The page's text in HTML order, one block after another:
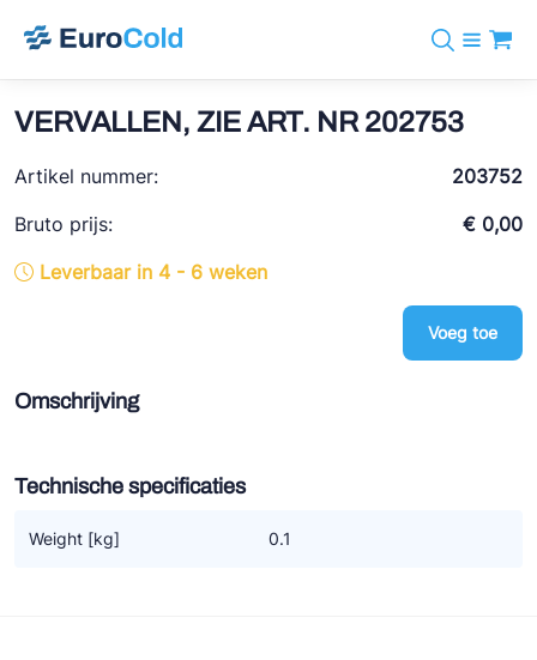
info@eurocold.nl
EN
Merken
Castel
Frigomec
AWA
REFFLEX®
Ziehl-Abegg
Koudemiddelen
Downloads
Over ons
Contact
Log in
VERVALLEN, ZIE ART. NR 202753
Artikel nummer:
203752
Bruto prijs:
€ 0,00
Leverbaar in 4 - 6 weken
Voeg toe
Omschrijving
Technische specificaties
Weight [kg] 0.1